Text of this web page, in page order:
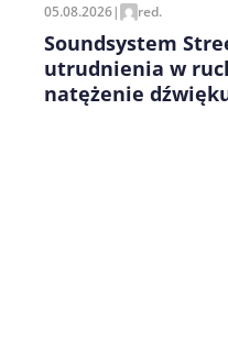
05.08.2026| red.
Soundsystem
utrudnienia w
natężenie